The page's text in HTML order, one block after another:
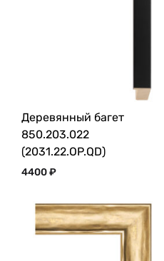
Деревянный багет
850.203.022
(2031.22.OP.QD)
4400₽